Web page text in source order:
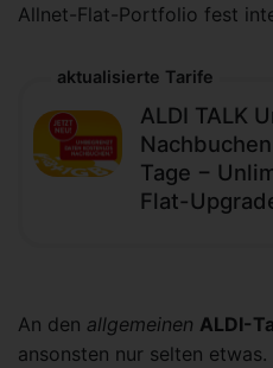
Allnet-Flat-Portfolio fest
aktualisierte Tarife
ALDI TALK
Tage −
Flat-
An den allgemeinen ALDI-
ansonsten nur selten etwas.